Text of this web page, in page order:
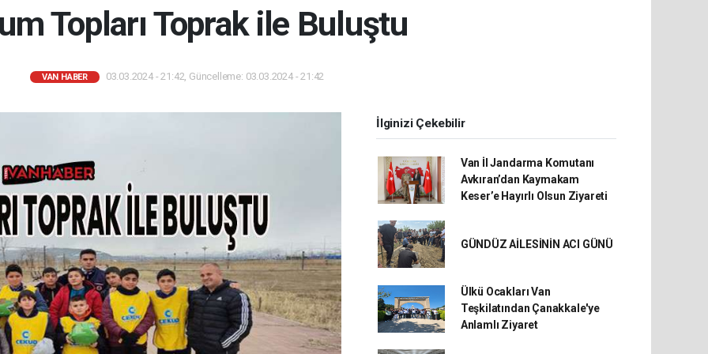
Topları Toprak ile Buluştu
VAN HABER 03.03.2024 - 21:42, Güncelleme: 03.03.2024 - 21:42
İlginizi Çekebilir
Van İl Jandarma Komutanı
Avkıran’dan Kaymakam
Keser’e Hayırlı Olsun Ziyareti
GÜNDÜZ AİLESİNİN ACI GÜNÜ
Ülkü Ocakları Van
Teşkilatından Çanakkale'ye
Anlamlı Ziyaret